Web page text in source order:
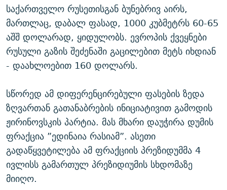
საქართველო რუსეთისგან ბუნებრივ აირს,
მართლაც, დაბალ ფასად, 1000 კუბმეტრს 60-65
აშშ დოლარად, ყიდულობს. ევროპის ქვეყნები
რუსული გაზის შეძენაში გაცილებით მეტს იხდიან
- დაახლოებით 160 დოლარს.
სწორედ ამ დიფერენცირებული ფასების ზედა
ზღვართან გათანაბრების ინიციატივით გამოდის
ჟირინოვსკის პარტია. მას მხარი დაუჭირა დუმის
ფრაქცია ”ედინაია რასიამ”. ასეთი
გადაწყვეტილება ამ ფრაქციის პრეზიდუმმა 4
ივლისს გამართულ პრეზიდიუმის სხდომაზე
მიიღო.